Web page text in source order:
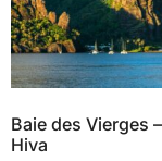
Baie des Vierges
Hiva